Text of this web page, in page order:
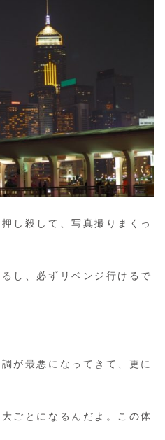
し殺して、写真撮りまくっ
し、必ずリベンジ行けるで
が最悪になってきて、更に
ごとになるんだよ。この体